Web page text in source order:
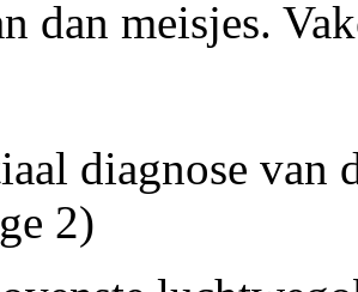
dan meisjes.
diagnose van
2)